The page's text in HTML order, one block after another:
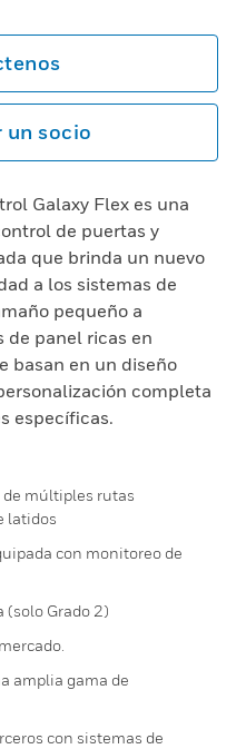
un socio
Galaxy Flex es una
de puertas y
que brinda un nuevo
a los sistemas de
pequeño a
de panel ricas en
basan en un diseño
completa
específicas.
múltiples rutas
latidos
con monitoreo de
(solo Grado 2)
amplia gama de
con sistemas de